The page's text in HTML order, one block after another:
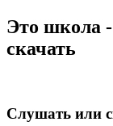
Это школа
скачать
Слушать или